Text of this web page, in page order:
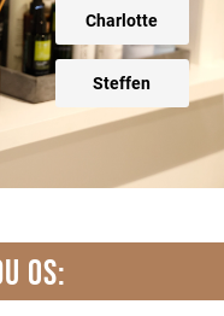
Charlotte
Steffen
OS: